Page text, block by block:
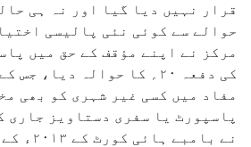
قرار نہیں دیا گیا اور نہ ہی
حوالے سے کوئی نئی پالیسی
کی دفعہ ۲۰؍ کا حوالہ
مفاد میں کسی غیر شہری کو بھی
پاسپورٹ یا سفری دستاویز جاری
نے بامبے